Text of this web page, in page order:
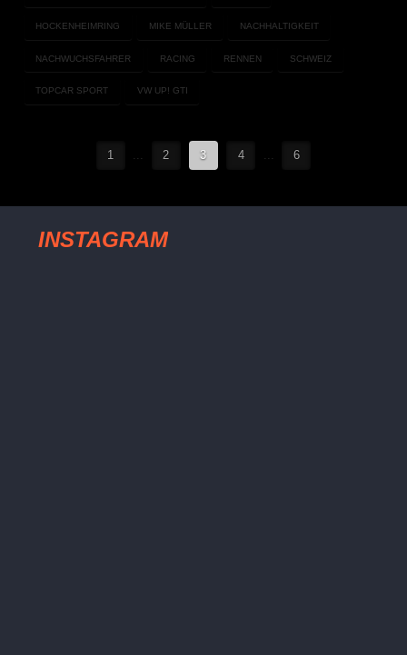
HOCKENHEIMRING MIKE MÜLLER NACHHALTIGKEIT
NACHWUCHSFAHRER RACING RENNEN SCHWEIZ
TOPCAR SPORT VW UP! GTI
1 ... 2 3 4 ... 6
INSTAGRAM